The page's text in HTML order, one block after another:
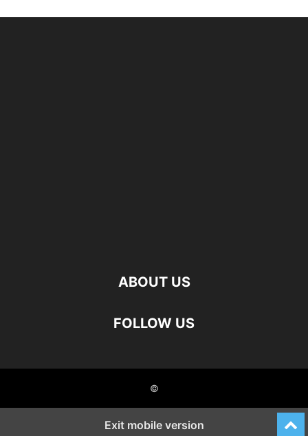
ABOUT US
FOLLOW US
©
Exit mobile version